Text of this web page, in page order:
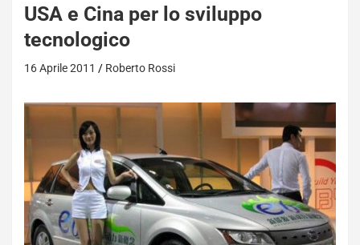
USA e Cina per lo sviluppo
tecnologico
16 Aprile 2011 Roberto Rossi